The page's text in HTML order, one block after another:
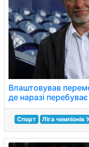
Влаштовував
де наразі
Спорт Ліга